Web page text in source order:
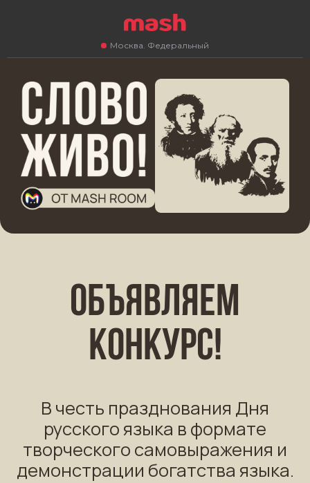
Москва. Федеральный
объявляем
конкурс!
В честь празднования Дня
русского языка в формате
творческого самовыражения и
демонстрации богатства языка.